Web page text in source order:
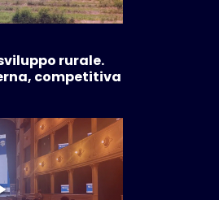
rurale.
competitiva